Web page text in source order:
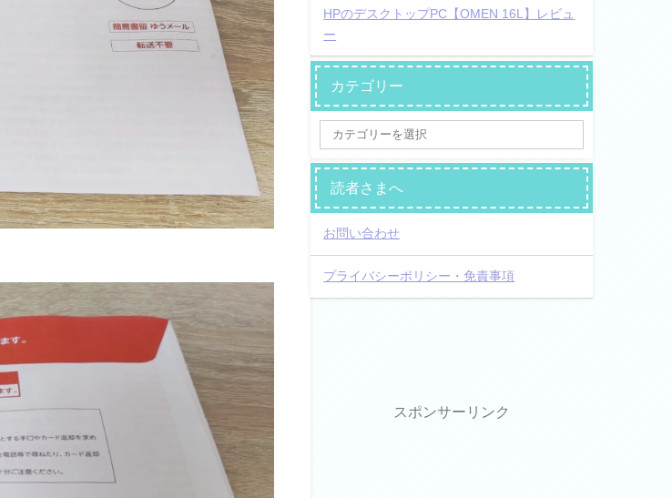
HPのデスクトップPC【OMEN 16L】レビュ
ー
カテゴリー
読者さまへ
お問い合わせ
プライバシーポリシー・免責事項
スポンサーリンク